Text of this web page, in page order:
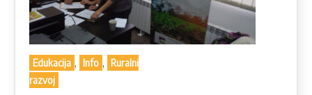
Edukacija , Info ,
Ruralni
razvoj